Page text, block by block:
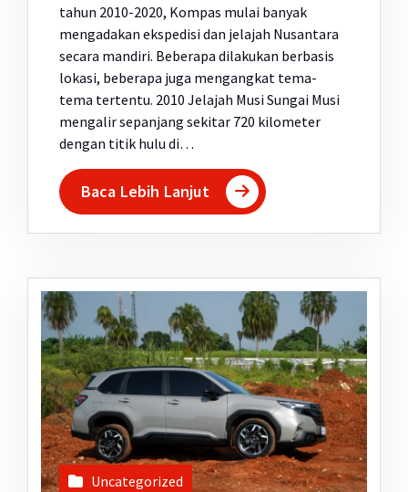
tahun 2010-2020, Kompas mulai banyak
mengadakan ekspedisi dan jelajah Nusantara
secara mandiri. Beberapa dilakukan berbasis
lokasi, beberapa juga mengangkat tema-
tema tertentu. 2010 Jelajah Musi Sungai Musi
mengalir sepanjang sekitar 720 kilometer
dengan titik hulu di…
Baca Lebih Lanjut
Uncategorized